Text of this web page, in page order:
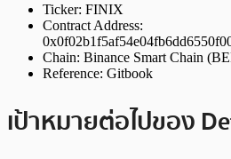
Ticker: FINIX
Contract Address:
Chain: Binance Smart Chain
Reference: Gitbook
เป้าหมายต่อไปของ